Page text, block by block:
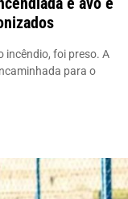
incêndio, foi preso. A
para o